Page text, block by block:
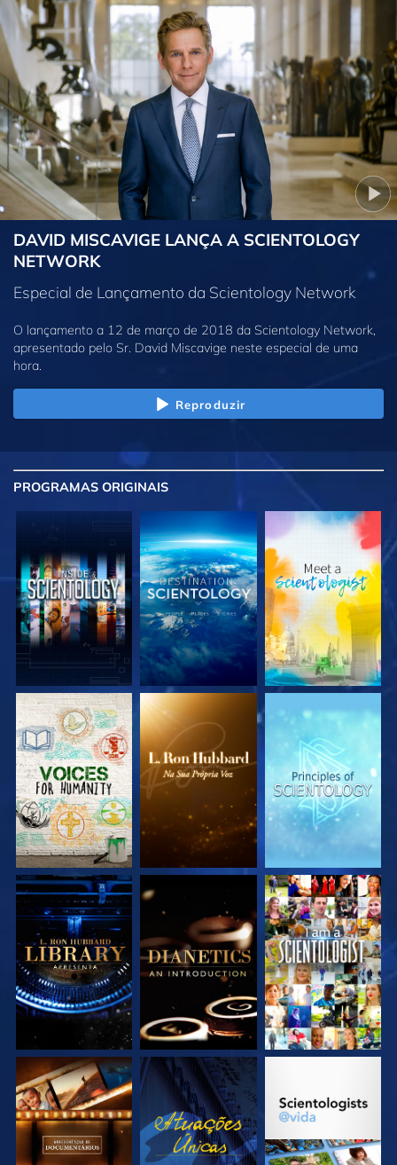
DAVID MISCAVIGE LANÇA A SCIENTOLOGY
NETWORK
Especial de Lançamento da Scientology Network
O lançamento a 12 de março de 2018 da Scientology Network,
apresentado pelo Sr. David Miscavige neste especial de uma
hora.
Reproduzir
PROGRAMAS ORIGINAIS
EXPLORE A SÉRIE EXPLORE A SÉRIE EXPLORE A SÉRIE
EXPLORE A SÉRIE EXPLORE A SÉRIE VEJA
EXPLORE A SÉRIE VEJA EXPLORE A SÉRIE